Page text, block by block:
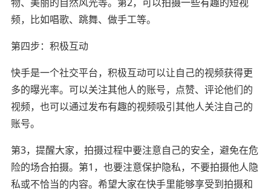
频，比如唱歌、跳舞、做手工等。
第四步：积极互动
快手是一个社交平台，积极互动可以让自己的视频获得更
多的曝光率。可以关注其他人的账号，点赞、评论他们的
视频，也可以通过发布有趣的视频吸引其他人关注自己的
账号。
第3，提醒大家，拍摄过程中要注意自己的安全，避免在危
险的场合拍摄。第1，也要注意保护隐私，不要拍摄他人隐
私或不恰当的内容。希望大家在快手里能够享受到拍摄和